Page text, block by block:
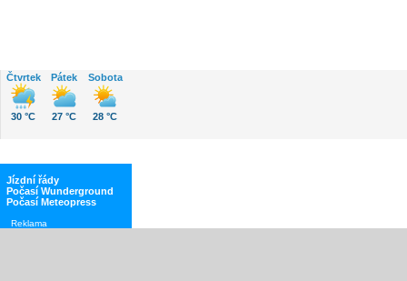
Čtvrtek
30 °C
Pátek
27 °C
Sobota
28 °C
Jízdní řády
Počasí Wunderground
Počasí Meteopress
Reklama